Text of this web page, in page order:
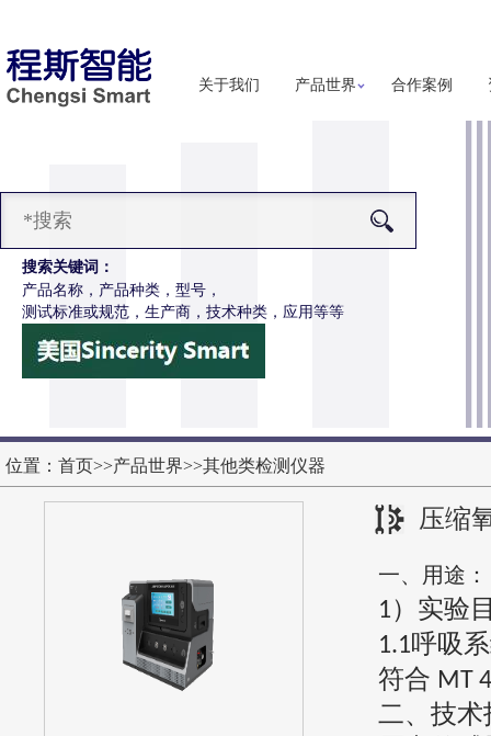
关于我们 产品世界 合作案例
搜索关键词：
产品名称，产品种类，型号，
测试标准或规范，生产商，技术种类，应用等等
高配款噬菌体穿透抗渗透测试仪
位置： 首页>>产品世界>>其他类检测仪器
压缩
一、用途 ：
1 ）实验
1.1呼吸
符合 MT
二、技术